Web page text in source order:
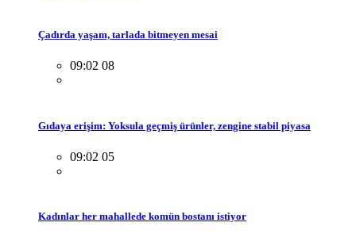
Çadırda yaşam, tarlada bitmeyen mesai
09:02 08
Gıdaya erişim: Yoksula geçmiş ürünler, zengine stabil piyasa
09:02 05
Kadınlar her mahallede komün bostanı istiyor